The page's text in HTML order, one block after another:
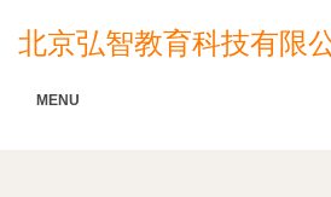
北京弘智教育科技有限
MENU